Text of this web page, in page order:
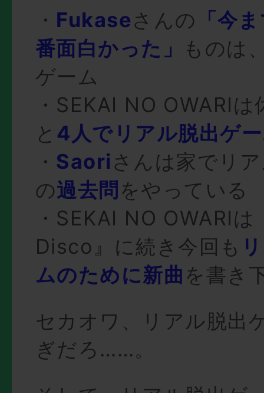
・ Fukaseさんの
「今
番面白かった」
ものは
ゲーム
・SEKAI NO OWARI
と 4人でリアル脱出ゲ
・ Saori さんは家でリ
の過去問 をやっている
・SEKAI NO OWARI
Disco』に続き今回も
ムのために新曲を書き
セカオワ、リアル脱出
ぎだろ……。